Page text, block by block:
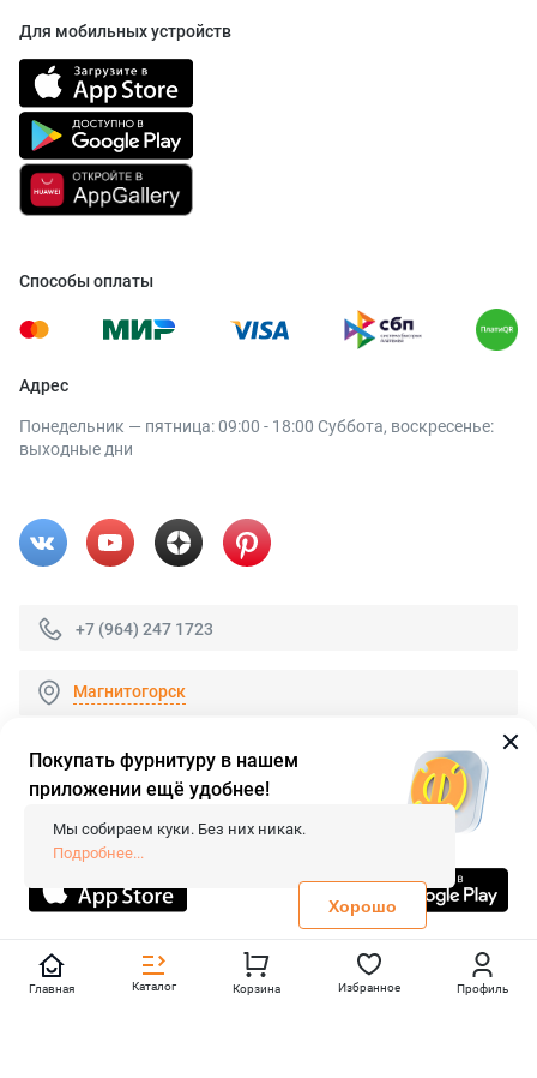
Для мобильных устройств
Способы оплаты
Адрес
Понедельник — пятница: 09:00 - 18:00 Суббота, воскресенье:
выходные дни
+7 (964) 247 1723
Магнитогорск
© 2026 «FieraShop.ru»
Сопровождение сайта
- Вебформат.
Все права защищены.
Не является публичной офертой
Политика конфиденциальности
Главная Каталог Корзина Избранное Профиль
Покупать фурнитуру в нашем
приложении ещё удобнее!
Мы собираем куки. Без них никак.
Подробнее...
Хорошо